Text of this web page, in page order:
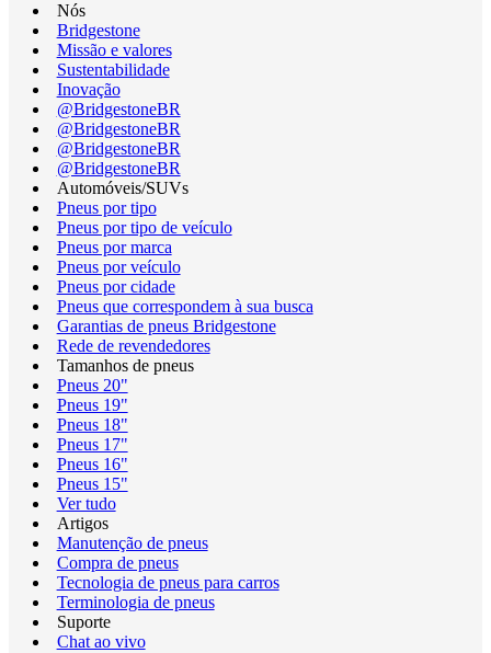
Nós
Bridgestone
Missão e valores
Sustentabilidade
Inovação
@BridgestoneBR
@BridgestoneBR
@BridgestoneBR
@BridgestoneBR
Automóveis/SUVs
Pneus por tipo
Pneus por tipo de veículo
Pneus por marca
Pneus por veículo
Pneus por cidade
Pneus que correspondem à sua busca
Garantias de pneus Bridgestone
Rede de revendedores
Tamanhos de pneus
Pneus 20"
Pneus 19"
Pneus 18"
Pneus 17"
Pneus 16"
Pneus 15"
Ver tudo
Artigos
Manutenção de pneus
Compra de pneus
Tecnologia de pneus para carros
Terminologia de pneus
Suporte
Chat ao vivo